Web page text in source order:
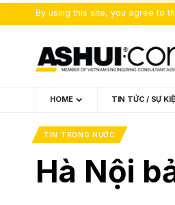
By using this site, you agree to
HOME TIN TỨC / SỰ
TIN TRONG NƯỚC
Hà Nội